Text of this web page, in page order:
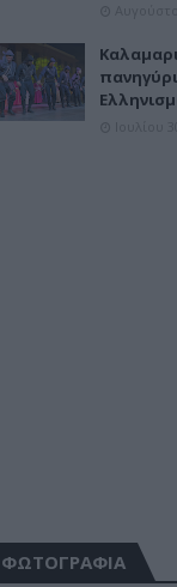
ΦΩΤΟΓΡΑΦΙΑ